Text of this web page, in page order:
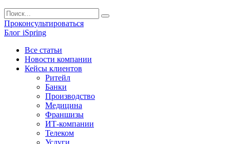
Проконсультироваться
Блог iSpring
Все статьи
Новости компании
Кейсы клиентов
Ритейл
Банки
Производство
Медицина
Франшизы
ИТ-компании
Телеком
Услуги